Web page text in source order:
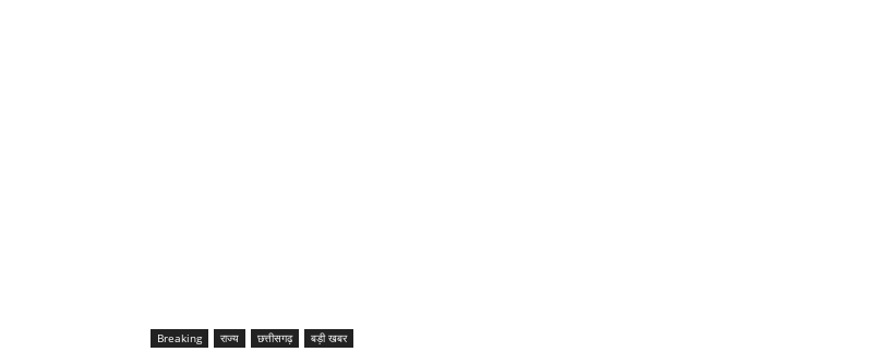
Breaking राज्य छत्तीसगढ़ बड़ी खबर